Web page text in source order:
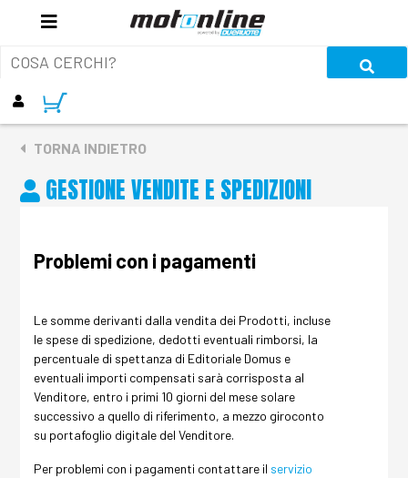
TORNA INDIETRO
GESTIONE VENDITE E SPEDIZIONI
Problemi con i pagamenti
Le somme derivanti dalla vendita dei Prodotti, incluse
le spese di spedizione, dedotti eventuali rimborsi, la
percentuale di spettanza di Editoriale Domus e
eventuali importi compensati sarà corrisposta al
Venditore, entro i primi 10 giorni del mese solare
successivo a quello di riferimento, a mezzo giroconto
su portafoglio digitale del Venditore.
Per problemi con i pagamenti contattare il servizio